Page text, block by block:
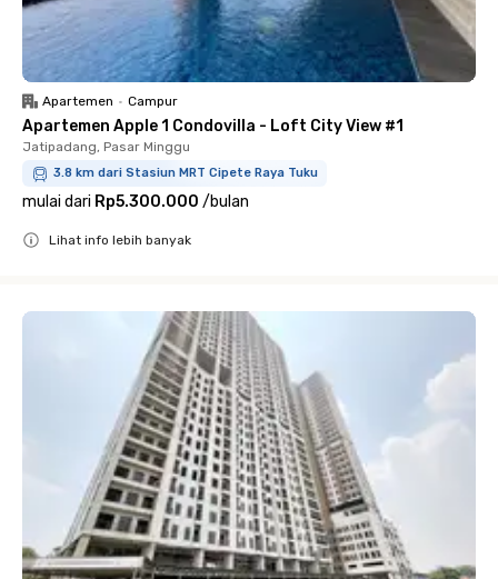
Apartemen • Campur
Apartemen Apple 1 Condovilla - Loft City View #1
Jatipadang, Pasar Minggu
3.8 km dari Stasiun MRT Cipete Raya Tuku
mulai dari Rp5.300.000 /bulan
Lihat info lebih banyak